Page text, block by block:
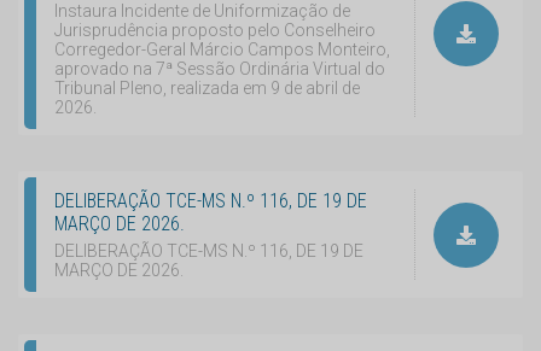
Instaura Incidente de Uniformização de
Jurisprudência proposto pelo Conselheiro
Corregedor-Geral Márcio Campos Monteiro,
aprovado na 7ª Sessão Ordinária Virtual do
Tribunal Pleno, realizada em 9 de abril de
2026.
DELIBERAÇÃO TCE-MS N.º 116, DE 19 DE
MARÇO DE 2026.
DELIBERAÇÃO TCE-MS N.º 116, DE 19 DE
MARÇO DE 2026.